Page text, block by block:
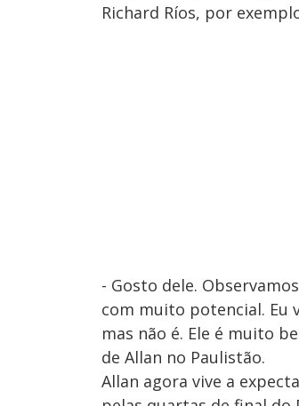
Richard Ríos, por
- Gosto dele.
com muito potencial. Eu
mas não é. Ele é muito
de Allan no Paulistão.
Allan agora vive a